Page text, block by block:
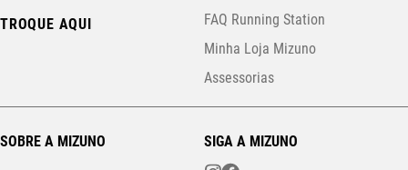
TROQUE AQUI
FAQ Running Station
Minha Loja Mizuno
Assessorias
SOBRE A MIZUNO SIGA A MIZUNO